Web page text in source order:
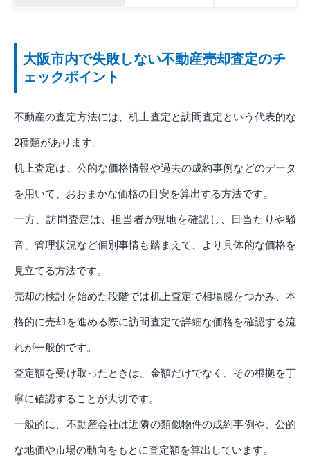
大阪市内で失敗しない不動産売却査定のチ
ェックポイント
不動産の査定方法には、机上査定と訪問査定という代表的な
2種類があります。
机上査定は、公的な価格情報や過去の成約事例などのデータ
を用いて、おおまかな価格の目安を算出する方法です。
一方、訪問査定は、担当者が現地を確認し、日当たりや騒
音、管理状況など個別事情も踏まえて、より具体的な価格を
見立てる方法です。
売却の検討を始めた段階では机上査定で相場感をつかみ、本
格的に売却を進める際に訪問査定で詳細な価格を確認する流
れが一般的です。
査定額を受け取ったときは、金額だけでなく、その根拠を丁
寧に確認することが大切です。
一般的に、不動産会社は近隣の類似物件の成約事例や、公的
な地価や市場の動向をもとに査定額を算出しています。